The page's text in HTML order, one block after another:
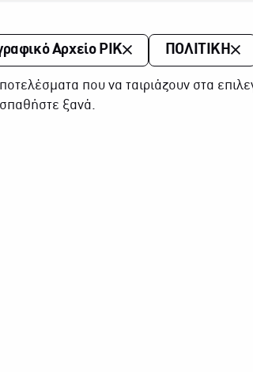
Αρχείο ΡΙΚ ΠΟΛΙΤΙΚΗ
που να ταιριάζουν στα
ξανά.